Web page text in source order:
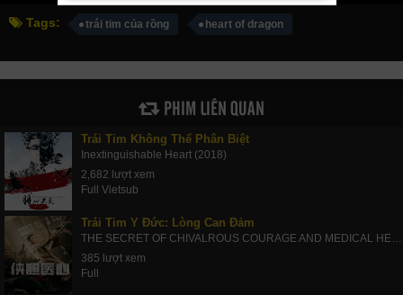
Tags: trái tim của rồng heart of dragon
PHIM LIÊN QUAN
Trái Tim Không Thể Phân Biệt
Inextinguishable Heart (2018)
2,682 lượt xem
Full Vietsub
Trái Tim Y Đức: Lòng Can Đảm
THE SECRET OF CHIVALROUS COURAGE AND MEDICAL HEART (2025)
385 lượt xem
Full